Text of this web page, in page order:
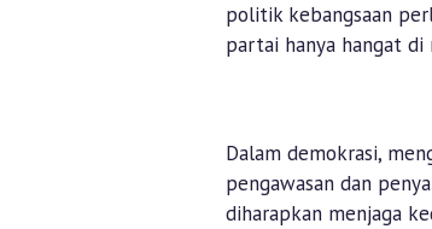
politik kebangsaan
partai hanya hangat di
Dalam demokrasi,
pengawasan dan
diharapkan menjaga